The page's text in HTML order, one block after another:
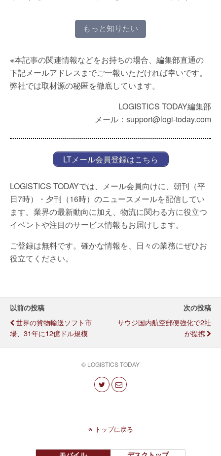
もっと知りたい
※本記事の関連情報などをお持ちの場合、編集部直通の
下記メールアドレスまでご一報いただければ幸いです。
弊社では取材源の秘匿を徹底しています。
LOGISTICS TODAY編集部
メール：support@logi-today.com
LTメール会員登録はこちら
LOGISTICS TODAYでは、メール会員向けに、朝刊（平
日7時）・夕刊（16時）のニュースメールを配信してい
ます。業界の最新動向に加え、物流に関わる方に役立つ
イベントや注目のサービス情報もお届けします。
ご登録は無料です。確かな情報を、日々の業務にぜひお
役立てください。
以前の投稿
世界の貨物輸送ソフト市
場、31年に12億ドル規模
次の投稿
サウジ国内航空郵便強化で2社
が提携
© LOGISTICS TODAY
トップに戻る